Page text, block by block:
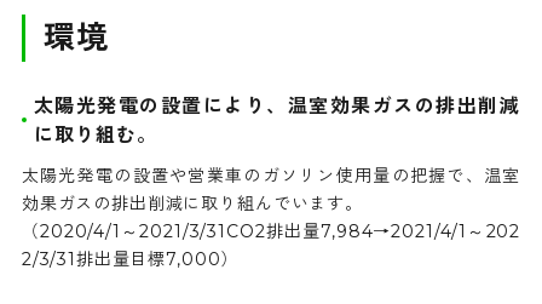
環境
太陽光発電の設置により、温室効果ガスの排出削減
に取り組む。
太陽光発電の設置や営業車のガソリン使用量の把握で、温室
効果ガスの排出削減に取り組んでいます。
（2020/4/1～2021/3/31CO2排出量7,984→2021/4/1～202
2/3/31排出量目標7,000）